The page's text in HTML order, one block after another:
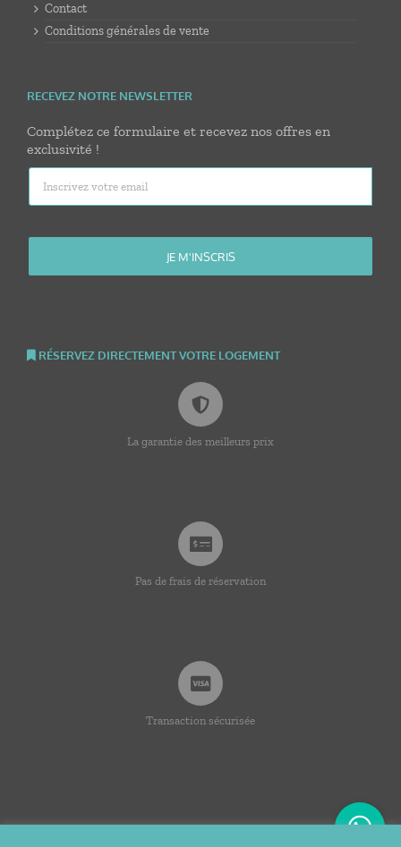
Contact
Conditions générales de vente
RECEVEZ NOTRE NEWSLETTER
Complétez ce formulaire et recevez nos offres en
exclusivité !
RÉSERVEZ DIRECTEMENT VOTRE LOGEMENT
La garantie des meilleurs prix
Pas de frais de réservation
Transaction sécurisée